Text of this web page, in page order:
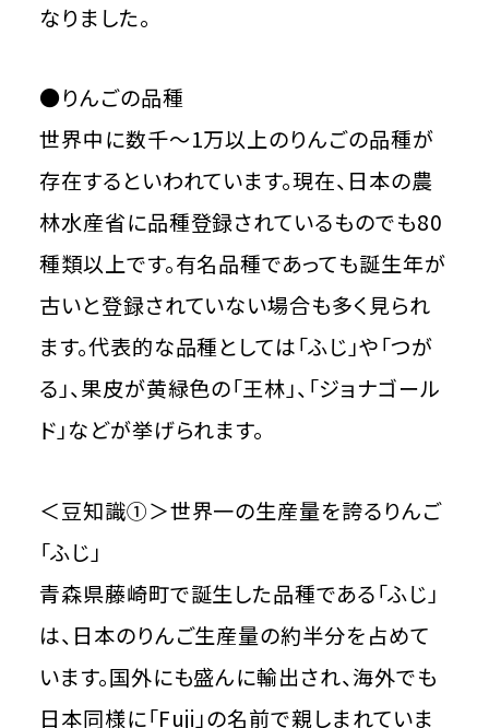
なりました。
●りんごの品種
世界中に数千～1万以上のりんごの品種が
存在するといわれています。現在、日本の農
林水産省に品種登録されているものでも80
種類以上です。有名品種であっても誕生年が
古いと登録されていない場合も多く見られ
ます。代表的な品種としては「ふじ」や「つが
る」、果皮が黄緑色の「王林」、「ジョナゴール
ド」などが挙げられます。
＜豆知識①＞世界一の生産量を誇るりんご
「ふじ」
青森県藤崎町で誕生した品種である「ふじ」
は、日本のりんご生産量の約半分を占めて
います。国外にも盛んに輸出され、海外でも
日本同様に「Fuji」の名前で親しまれていま